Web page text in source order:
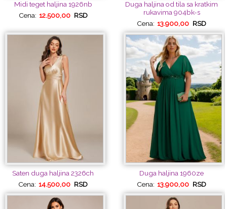
Midi teget haljina 1926nb
Cena: 12.500,00 RSD
Duga haljina od tila sa kratkim
rukavima 904bk-s
Cena: 13.900,00 RSD
Saten duga haljina 2326ch
Cena: 14.500,00 RSD
Duga haljina 1960ze
Cena: 13.900,00 RSD